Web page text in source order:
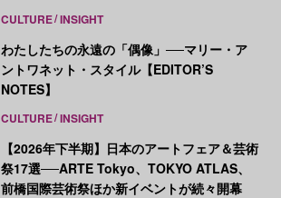
CULTURE INSIGHT
わたしたちの永遠の「偶像」──マリー・ア
ントワネット・スタイル【EDITOR’S
NOTES】
CULTURE INSIGHT
【2026年下半期】日本のアートフェア＆芸術
祭17選──ARTE Tokyo、TOKYO ATLAS、
前橋国際芸術祭ほか新イベントが続々開幕